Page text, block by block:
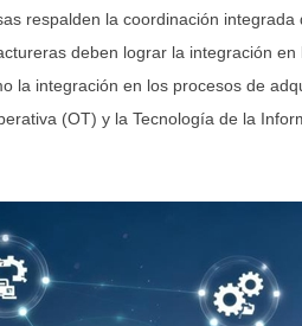
respalden la coordinación integrada
deben lograr la integración en
la integración en los procesos de
(OT) y la Tecnología de la